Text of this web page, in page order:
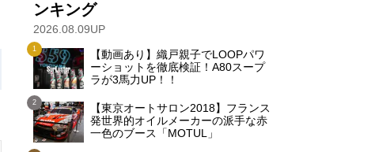
ンキング
2026.08.09UP
【動画あり】織戸親子でLOOPパワ
ーショットを徹底検証！A80スープ
ラが3馬力UP！！
【東京オートサロン2018】フランス
発世界的オイルメーカーの派手な赤
一色のブース「MOTUL」